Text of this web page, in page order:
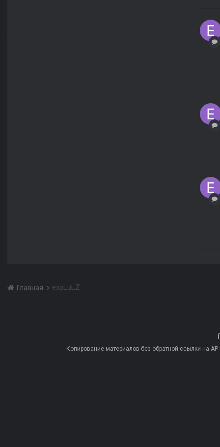
Главная expLuLZ
Копирование материалов без обратной ссылки на